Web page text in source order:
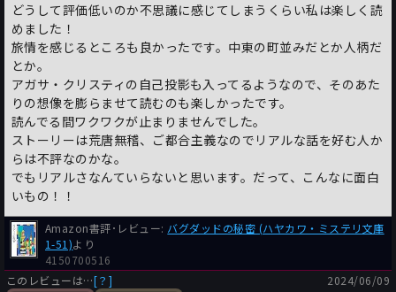
どうして評価低いのか不思議に感じてしまうくらい私は楽しく読
めました！
旅情を感じるところも良かったです。中東の町並みだとか人柄だ
とか。
アガサ・クリスティの自己投影も入ってるようなので、そのあた
りの想像を膨らませて読むのも楽しかったです。
読んでる間ワクワクが止まりませんでした。
ストーリーは荒唐無稽、ご都合主義なのでリアルな話を好む人か
らは不評なのかな。
でもリアルさなんていらないと思います。だって、こんなに面白
いもの！！
Amazon書評･レビュー: バグダッドの秘密 (ハヤカワ・ミステリ文庫
1-51)より
4150700516
このレビューは…[？] 2024/06/09